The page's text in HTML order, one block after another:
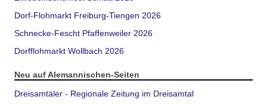
Dorf-Flohmarkt Freiburg-Tiengen 2026
Schnecke-Fescht Pfaffenweiler 2026
Dorfflohmarkt Wollbach 2026
Neu auf Alemannischen-Seiten
Dreisamtäler - Regionale Zeitung im Dreisamtal